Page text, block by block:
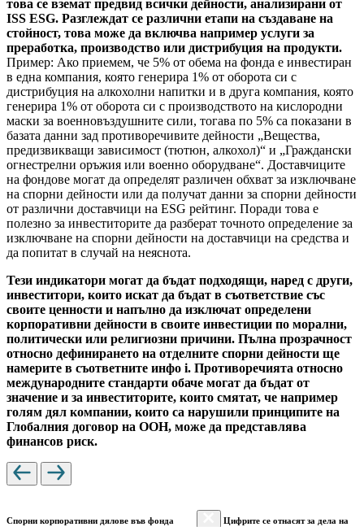
това се вземат предвид всички дейности, анализирани от
ISS ESG. Разглеждат се различни етапи на създаване на
стойност, това може да включва например услуги за
преработка, производство или дистрибуция на продукти.
Пример: Ако приемем, че 5% от обема на фонда е инвестиран
в една компания, която генерира 1% от оборота си с
дистрибуция на алкохолни напитки и в друга компания, която
генерира 1% от оборота си с производството на кислородни
маски за военновъздушните сили, тогава по 5% са показани в
базата данни зад противоречивите дейности „Вещества,
предизвикващи зависимост (тютюн, алкохол)“ и „Граждански
огнестрелни оръжия или военно оборудване“. Доставчиците
на фондове могат да определят различен обхват за изключване
на спорни дейности или да получат данни за спорни дейности
от различни доставчици на ESG рейтинг. Поради това е
полезно за инвеститорите да разберат точното определение за
изключване на спорни дейности на доставчици на средства и
да попитат в случай на неяснота.
Тези индикатори могат да бъдат подходящи, наред с други,
инвеститори, които искат да бъдат в съответствие със
своите ценности и напълно да изключат определени
корпоративни дейности в своите инвестиции по морални,
политически или религиозни причини. Пълна прозрачност
относно дефинирането на отделните спорни дейности ще
намерите в съответните инфо i. Противоречията относно
международните стандарти обаче могат да бъдат от
значение и за инвеститорите, които смятат, че например
голям дял компании, които са нарушили принципите на
Глобалния договор на ООН, може да представлява
финансов риск.
Спорни корпоративни дялове във фонда
Цифрите се отнасят за дела на